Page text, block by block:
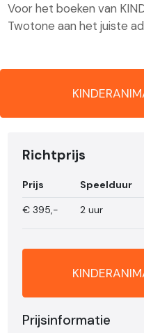
Voor het boeken van
Twotone aan het juiste
Richtprijs
Prijs Speelduur
€ 395,- 2 uur
Prijsinformatie